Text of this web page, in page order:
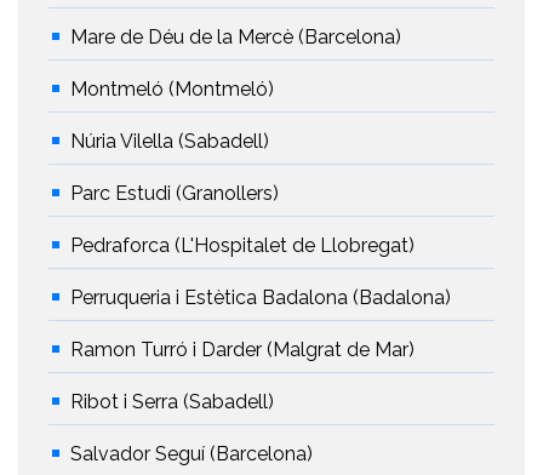
Mare de Déu de la Mercè (Barcelona)
Montmeló (Montmeló)
Núria Vilella (Sabadell)
Parc Estudi (Granollers)
Pedraforca (L'Hospitalet de Llobregat)
Perruqueria i Estètica Badalona (Badalona)
Ramon Turró i Darder (Malgrat de Mar)
Ribot i Serra (Sabadell)
Salvador Seguí (Barcelona)